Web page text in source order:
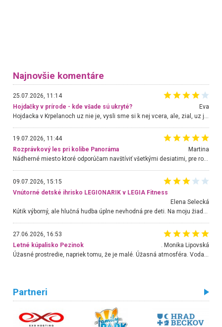
Najnovšie komentáre
25.07.2026, 11:14
Hojdačky v prírode - kde všade sú ukryté?
Eva
19.07.2026, 11:44
Rozprávkový les pri kolibe Panoráma
Martina
Nádherné miesto ktoré odporúčam navštíviť všetkými desiatimi, pre rodiny s deťmi, dôchodcom... Proste a jednoducho ozaj rozprávkový les.. určite ešte prídeme. Odniesli sme si na pamiatku krásne tričká,
09.07.2026, 15:15
Vnútorné detské ihrisko LEGIONARIK v LEGIA Fitness
Elena Selecká
Kútik výborný, ale hlučná hudba úplne nevhodná pre deti. Na moju žiadosť o aspoň sušenie nereagovali.
27.06.2026, 16:53
Letné kúpalisko Pezinok
. Monika Lipovská
Partneri